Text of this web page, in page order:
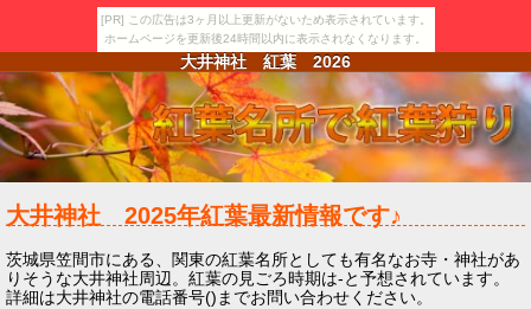
[PR] この広告は3ヶ月以上更新がないため表示されています。
ホームページを更新後24時間以内に表示されなくなります。
大井神社 紅葉 2026
大井神社 2025年紅葉最新情報です♪
茨城県笠間市にある、関東の紅葉名所としても有名なお寺・神社があ
りそうな大井神社周辺。紅葉の見ごろ時期は-と予想されています。
詳細は大井神社の電話番号()までお問い合わせください。